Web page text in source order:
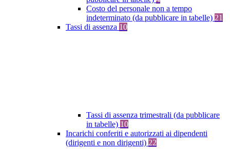
Costo del personale non a tempo
indeterminato (da pubblicare in tabelle) 21
Tassi di assenza 10
Tassi di assenza trimestrali (da pubblicare
in tabelle) 10
Incarichi conferiti e autorizzati ai dipendenti
(dirigenti e non dirigenti) 22